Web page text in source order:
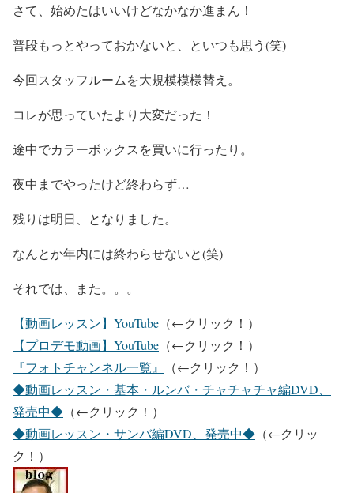
さて、始めたはいいけどなかなか進まん！
普段もっとやっておかないと、といつも思う(笑)
今回スタッフルームを大規模模様替え。
コレが思っていたより大変だった！
途中でカラーボックスを買いに行ったり。
夜中までやったけど終わらず…
残りは明日、となりました。
なんとか年内には終わらせないと(笑)
それでは、また。。。
【動画レッスン】YouTube （←クリック！）
【プロデモ動画】YouTube （←クリック！）
『フォトチャンネル一覧』
（←クリック！）
◆動画レッスン・基本・ルンバ・チャチャチャ編DVD、
発売中◆ （←クリック！）
◆動画レッスン・サンバ編DVD、発売中◆ （←クリッ
ク！）